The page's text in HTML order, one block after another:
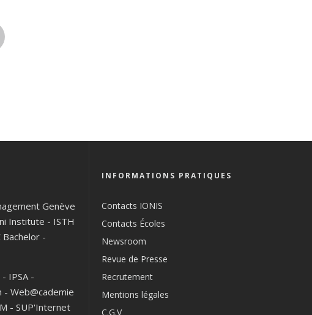
Genève
Institute - ISTH
Bachelor -
- IPSA -
- Web@cademie
- SUP'Internet
INFORMATIONS PRATIQUES
Contacts IONIS
Contacts Écoles
Newsroom
Revue de Presse
Recrutement
Mentions légales
C.G.V